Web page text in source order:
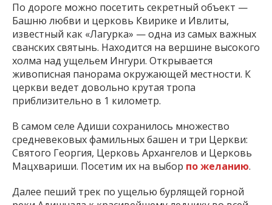
По дороге можно посетить секретный объект —
Башню любви и церковь Квирике и Ивлиты,
известный как «Лагурка» — одна из самых важных
сванских святынь. Находится на вершине высокого
холма над ущельем Ингури. Открывается
живописная панорама окружающей местности. К
церкви ведет довольно крутая тропа
приблизительно в 1 километр.
В самом селе Адиши сохранилось множество
средневековых фамильных башен и три Церкви:
Святого Георгия, Церковь Архангелов и Церковь
Мацхвариши. Посетим их на выбор по желанию.
Далее пеший трек по ущелью бурлящей горной